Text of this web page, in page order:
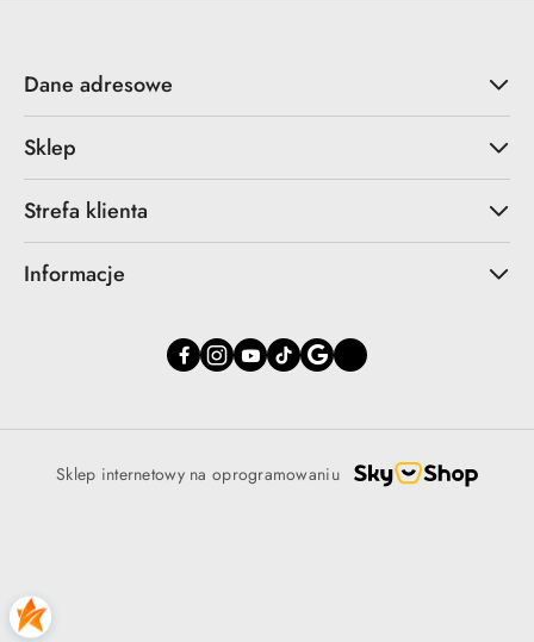
Dane adresowe
Sklep
Strefa klienta
Informacje
Sklep internetowy na oprogramowaniu